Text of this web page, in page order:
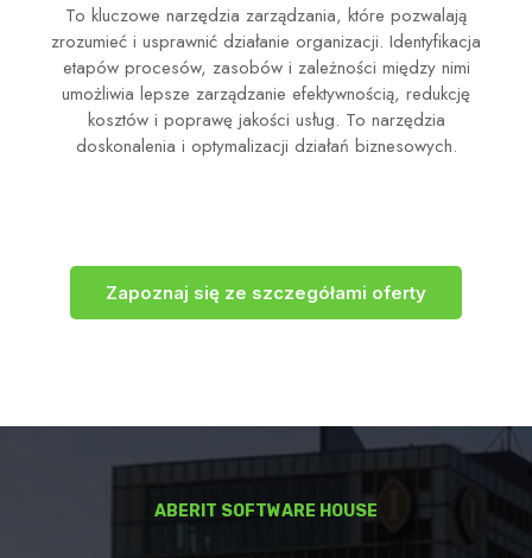
To kluczowe narzędzia zarządzania, które pozwalają
zrozumieć i usprawnić działanie organizacji. Identyfikacja
etapów procesów, zasobów i zależności między nimi
umożliwia lepsze zarządzanie efektywnością, redukcję
kosztów i poprawę jakości usług. To narzędzia
doskonalenia i optymalizacji działań biznesowych.
Zapoznaj się ze szczegółami oferty
ABERIT SOFTWARE HOUSE